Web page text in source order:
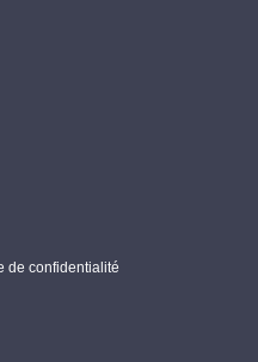
de confidentialité